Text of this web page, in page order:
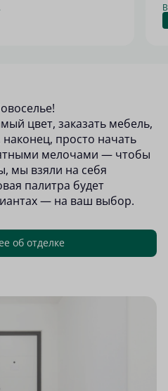
цвет, заказать мебель,
просто начать
мелочами — чтобы
мы взяли на себя
палитра будет
— на ваш выбор.
об отделке